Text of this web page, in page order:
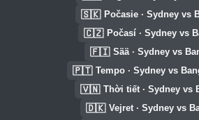
🇸🇰 Počasie · Sydney vs
🇨🇿 Počasí · Sydney vs
🇫🇮 Sää · Sydney vs
🇵🇹 Tempo · Sydney vs
🇻🇳 Thời tiết · Sydney vs
🇩🇰 Vejret · Sydney vs